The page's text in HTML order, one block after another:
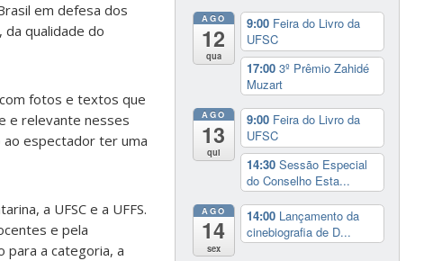
em defesa dos
qualidade do
fotos e textos que
e relevante nesses
ao espectador ter uma
a UFSC e a UFFS.
e pela
para a categoria, a
AGO
12
qua
9:00 Feira do Livro da
UFSC
17:00 3º Prêmio Zahidé
Muzart
AGO
13
qui
9:00 Feira do Livro da
UFSC
14:30 Sessão Especial
do Conselho Esta...
AGO
14
sex
14:00 Lançamento da
cinebiografia de D...